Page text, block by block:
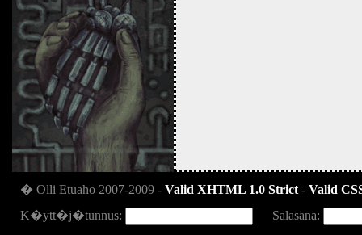
� Olli Etuaho 2007-2009 - Valid XHTML 1.0 Strict - Valid
K�ytt�j�tunnus:
Salasana: